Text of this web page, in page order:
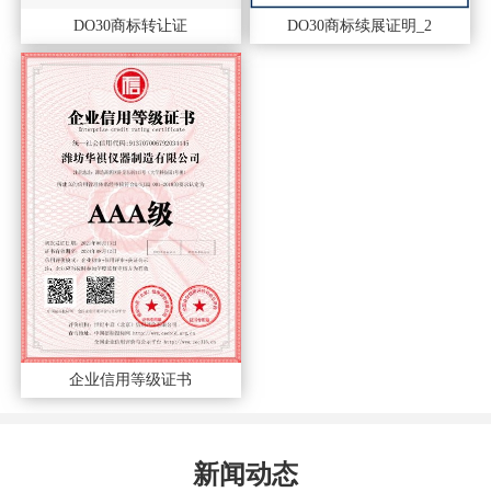
DO30商标转让证 DO30商标续展证明_2
企业信用等级证书
新闻动态